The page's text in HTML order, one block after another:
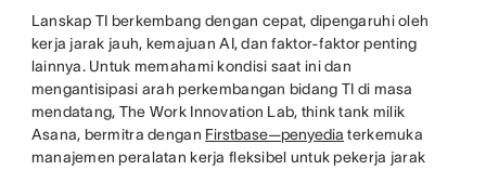
Lanskap TI berkembang dengan cepat, dipengaruhi oleh
kerja jarak jauh, kemajuan AI, dan faktor-faktor penting
lainnya. Untuk memahami kondisi saat ini dan
mengantisipasi arah perkembangan bidang TI di masa
mendatang, The Work Innovation Lab, think tank milik
Asana, bermitra dengan Firstbase—penyedia terkemuka
manajemen peralatan kerja fleksibel untuk pekerja jarak